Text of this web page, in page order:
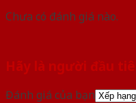
Chưa có đánh giá nào.
Hãy là người đầu
Đánh giá của bạn